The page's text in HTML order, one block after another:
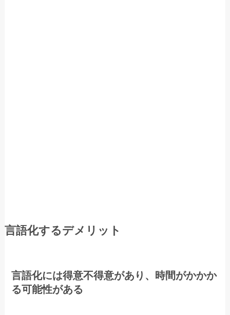
言語化するデメリット
言語化には得意不得意があり、時間がかかか
る可能性がある